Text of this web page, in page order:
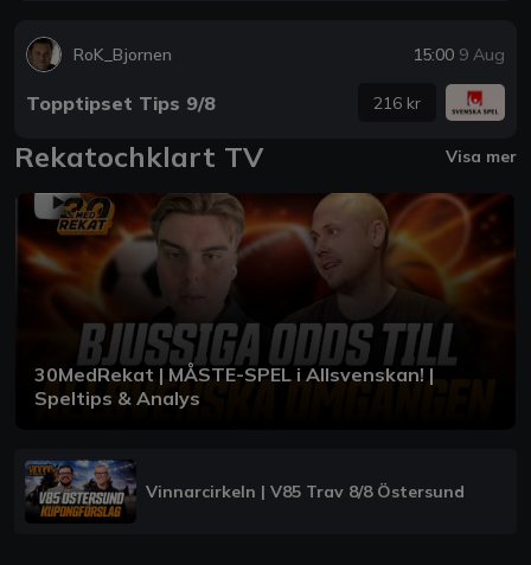
RoK_Bjornen 15:00 9 Aug
Topptipset Tips 9/8 216 kr
Rekatochklart TV Visa mer
30MedRekat | MÅSTE-SPEL i Allsvenskan! |
Speltips & Analys
Vinnarcirkeln | V85 Trav 8/8 Östersund